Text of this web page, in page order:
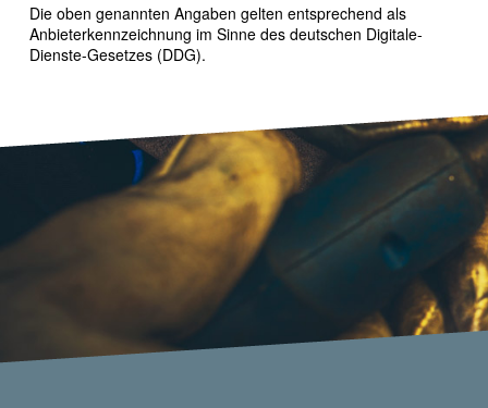
Die oben genannten Angaben gelten entsprechend als
Anbieterkennzeichnung im Sinne des deutschen Digitale-
Dienste-Gesetzes (DDG).